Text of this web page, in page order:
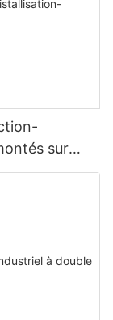
sur